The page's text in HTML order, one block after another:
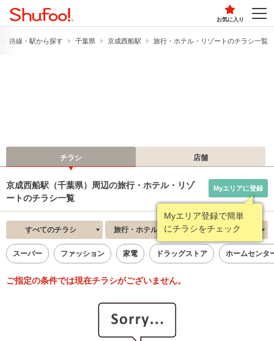
お気に入り
路線・駅から探す 千葉県 京成西船駅 旅行・ホテル・リゾートのチラシ一覧
チラシ 店舗
京成西船駅（千葉県）周辺の旅行・ホテル・リゾ
ートのチラシ一覧
Myエリア登録で簡単
にチラシをチェック
Myエリアに登録
すべてのチラシ 旅行・ホテル・リゾート 新着順
スーパー ファッション 家電 ドラッグストア ホームセンタ
ご指定の条件では現在チラシがございません。